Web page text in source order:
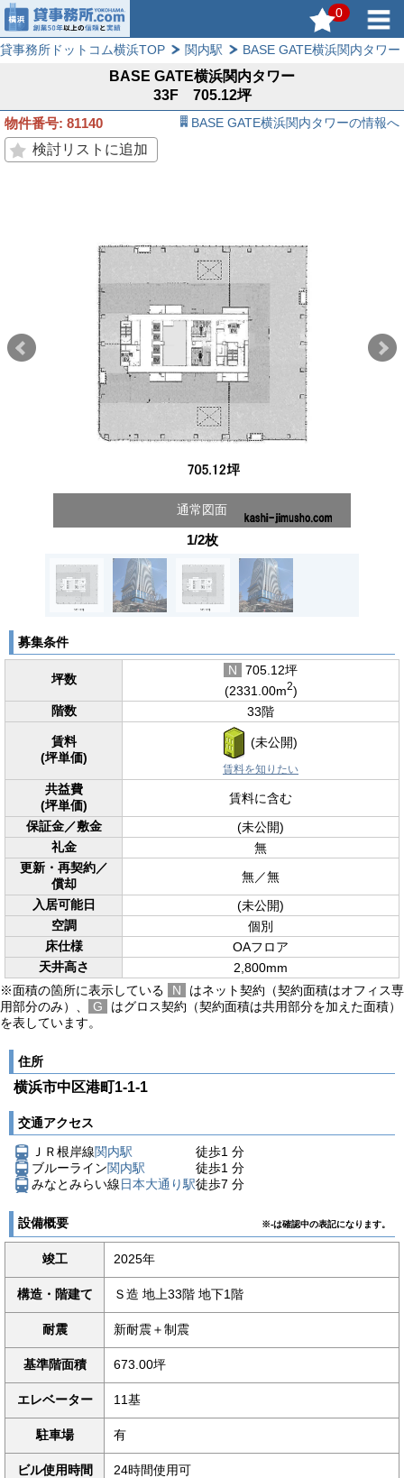
0
貸事務所ドットコム横浜TOP 関内駅 BASE GATE横浜関内タワー
BASE GATE横浜関内タワー
33F 705.12坪
物件番号: 81140
BASE GATE横浜関内タワーの情報へ
検討リストに追加
通常図面
1/2枚
募集条件
坪数
N
705.12坪
(2331.00m2)
階数
33階
賃料
(坪単価)
(未公開)
賃料を知りたい
共益費
(坪単価)
賃料に含む
保証金／敷金
(未公開)
礼金
無
更新・再契約／
償却
無／無
入居可能日
(未公開)
空調
個別
床仕様
OAフロア
天井高さ
2,800mm
※面積の箇所に表示している
N
はネット契約（契約面積はオフィス専
用部分のみ）、
G
はグロス契約（契約面積は共用部分を加えた面積）
を表しています。
住所
横浜市中区港町1-1-1
交通アクセス
ＪＲ根岸線関内駅 徒歩1 分
ブルーライン関内駅 徒歩1 分
みなとみらい線日本大通り駅徒歩7 分
設備概要 ※-は確認中の表記になります。
竣工 2025年
構造・階建て Ｓ造 地上33階 地下1階
耐震 新耐震＋制震
基準階面積 673.00坪
エレベーター 11基
駐車場 有
ビル使用時間 24時間使用可